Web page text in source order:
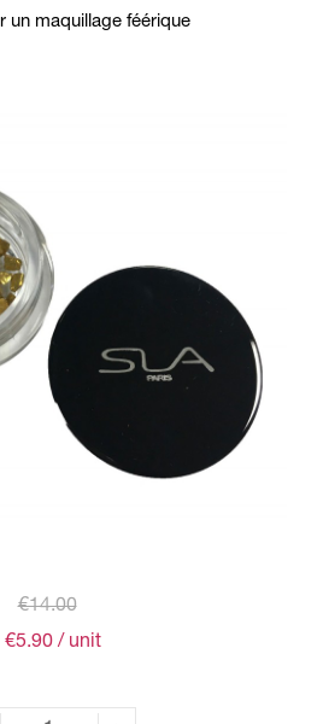
un maquillage féérique
€14.00
€5.90/ unit